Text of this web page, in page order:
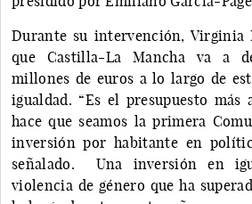
Durante su intervención, Virginia
que Castilla-La Mancha va a
millones de euros a lo largo de
igualdad. “Es el presupuesto
hace que seamos la primera
inversión por habitante en
señalado. Una inversión en
violencia de género que ha